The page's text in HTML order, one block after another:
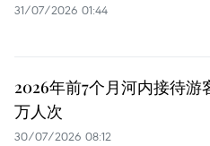
31/07/2026 01:44
2026年前7个月河内接待游
万人次
30/07/2026 08:12